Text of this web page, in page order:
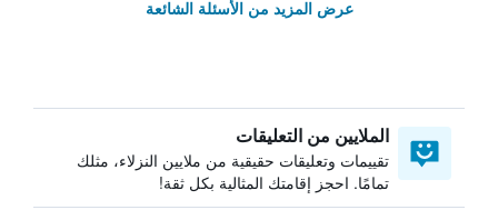
عرض المزيد من الأسئلة الشائعة
الملايين من التعليقات
تقييمات وتعليقات حقيقية من ملايين النزلاء، مثلك
تمامًا. احجز إقامتك المثالية بكل ثقة!